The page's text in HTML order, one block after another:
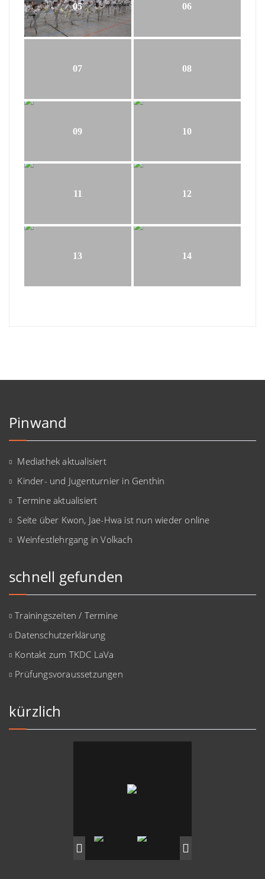
05 06
07 08
09 10
11 12
13 14
Pinwand
Mediathek aktualisiert
Kinder- und Jugenturnier in Genthin
Termine aktualisiert
Seite über Kwon, Jae-Hwa ist nun wieder online
Weinfestlehrgang in Volkach
schnell gefunden
Trainingszeiten / Termine
Datenschutzerklärung
Kontakt zum TKDC LaVa
Prüfungsvoraussetzungen
kürzlich